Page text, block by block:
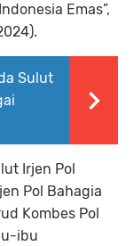
Emas”,
Sulut
Irjen Pol
Pol Bahagia
Kombes Pol
ibu